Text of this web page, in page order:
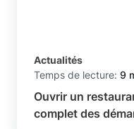
Actualités
Temps de lecture: 9
Ouvrir un
complet des